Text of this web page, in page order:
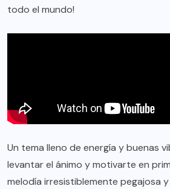
todo el mundo!
Un tema lleno de energía y buenas
levantar el ánimo y motivarte en
melodía irresistiblemente pegajosa